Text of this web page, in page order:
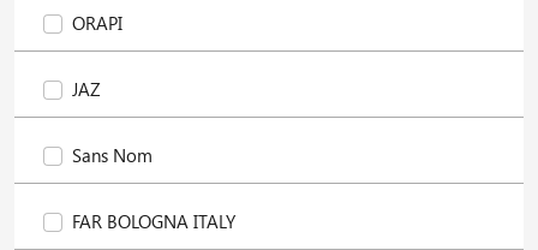
ORAPI
JAZ
Sans Nom
FAR BOLOGNA ITALY